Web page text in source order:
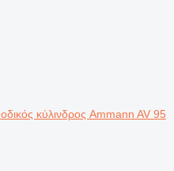
οδικός κύλινδρος Ammann AV 95